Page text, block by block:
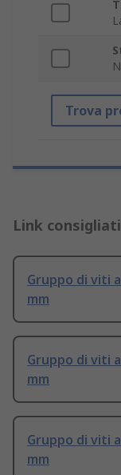
Trova
Link consigliati
Gruppo di viti
mm
Gruppo di viti
mm
Gruppo di viti
mm